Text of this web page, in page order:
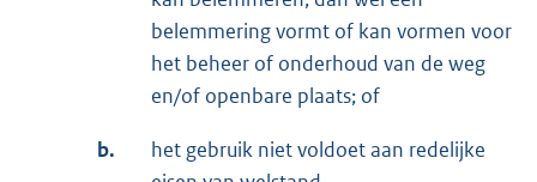
belemmering vormt of kan vormen voor
het beheer of onderhoud van de weg
en/of openbare plaats; of
b.
het gebruik niet voldoet aan redelijke